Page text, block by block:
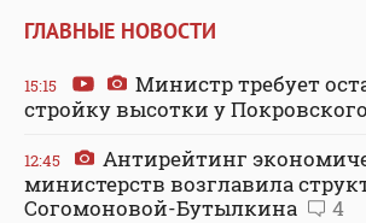
ГЛАВНЫЕ НОВОСТИ
15:15
Министр требует
стройку высотки у
12:45
Антирейтинг
министерств возглавила
Согомоновой-Бутылкина
4